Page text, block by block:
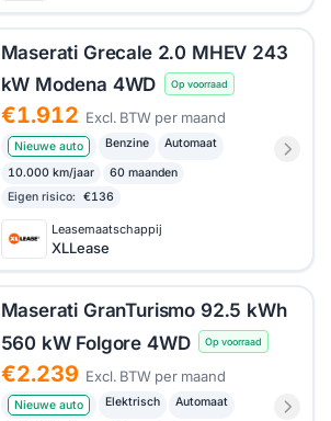
Maserati Grecale 2.0 MHEV 243
kW Modena 4WD
Op voorraad
€1.912 Excl. BTW per maand
Nieuwe auto Benzine Automaat
10.000 km/jaar
60 maanden
Eigen risico:
€136
Leasemaatschappij
XLLease
Maserati GranTurismo 92.5 kWh
560 kW Folgore 4WD
Op voorraad
€2.239 Excl. BTW per maand
Nieuwe auto Elektrisch Automaat